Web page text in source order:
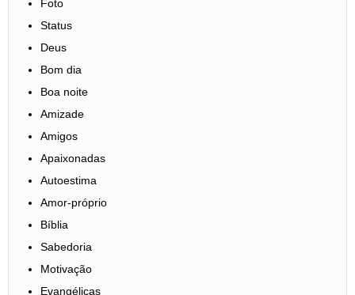
Foto
Status
Deus
Bom dia
Boa noite
Amizade
Amigos
Apaixonadas
Autoestima
Amor-próprio
Bíblia
Sabedoria
Motivação
Evangélicas